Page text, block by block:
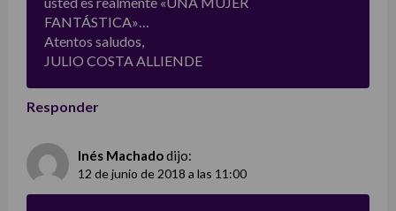
FANTÁSTICA»…
Atentos saludos,
JULIO COSTA ALLIENDE
Responder
Inés Machadodijo:
12 de junio de 2018 a las 11:00